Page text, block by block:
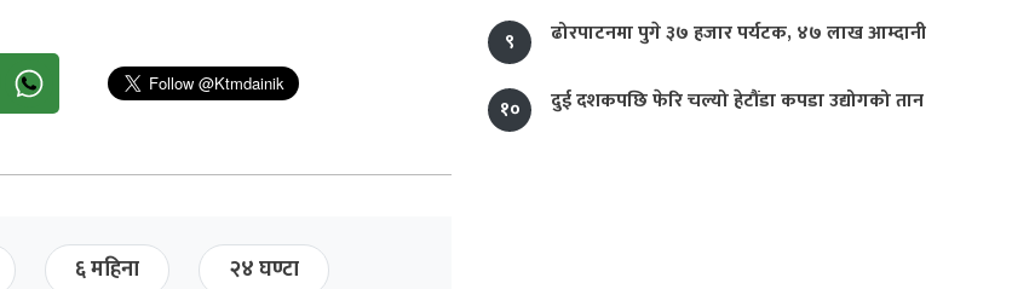
६ महिना २४ घण्टा
९
ढोरपाटनमा पुगे ३७ हजार पर्यटक, ४७ लाख आम्दानी
१० दुई दशकपछि फेरि चल्यो हेटौंडा कपडा उद्योगको तान